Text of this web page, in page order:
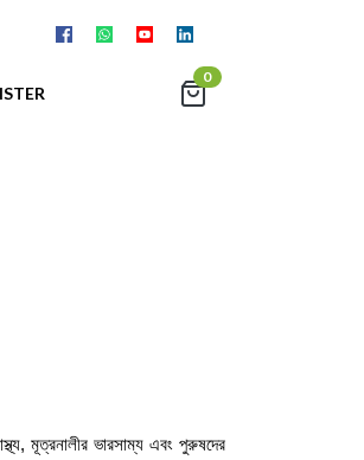
0
মূত্রনালীর ভারসাম্য এবং পুরুষদের